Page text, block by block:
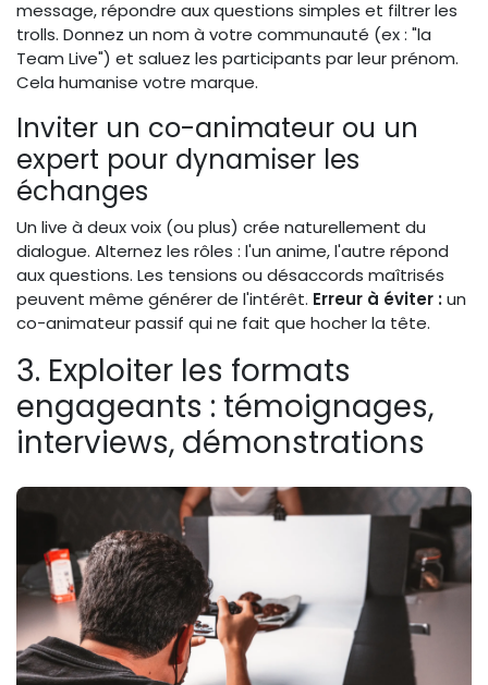
message, répondre aux questions simples et filtrer les
trolls. Donnez un nom à votre communauté (ex : "la
Team Live") et saluez les participants par leur prénom.
Cela humanise votre marque.
Inviter un co-animateur ou un
expert pour dynamiser les
échanges
Un live à deux voix (ou plus) crée naturellement du
dialogue. Alternez les rôles : l'un anime, l'autre répond
aux questions. Les tensions ou désaccords maîtrisés
peuvent même générer de l'intérêt. Erreur à éviter :un
co-animateur passif qui ne fait que hocher la tête.
3. Exploiter les formats
engageants : témoignages,
interviews, démonstrations